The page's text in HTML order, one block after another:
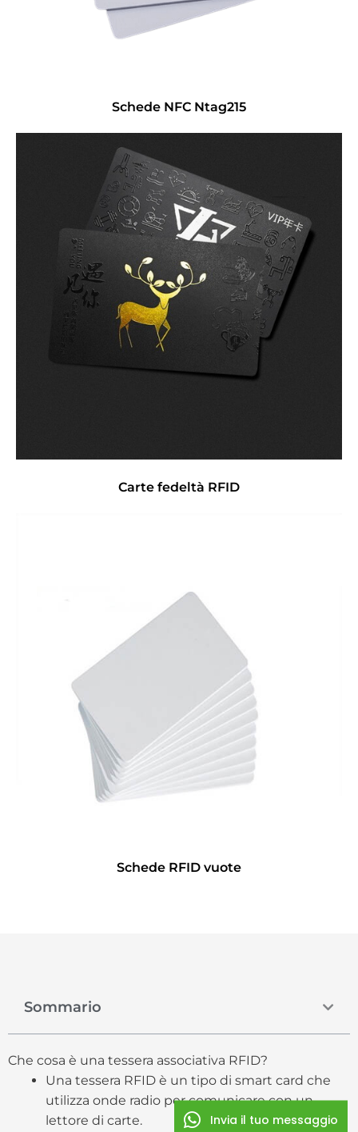
Schede NFC Ntag215
Carte fedeltà RFID
Schede RFID vuote
Sommario
Che cosa è una tessera associativa RFID?
Una tessera RFID è un tipo di smart card che
utilizza onde radio per comunicare con un
lettore di carte.
Invia il tuo messaggio